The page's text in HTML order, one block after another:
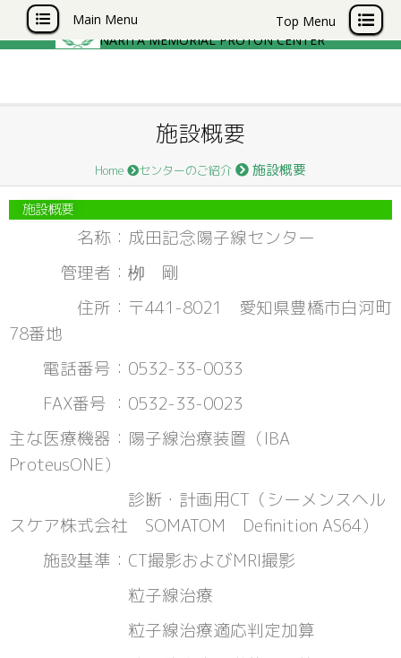
Main Menu Top Menu
成田記念陽子線センター
NARITA MEMORIAL PROTON CENTER
施設概要
Home センターのご紹介 施設概要
施設概要
名称：成田記念陽子線センター
管理者：栁 剛
住所：〒441-8021 愛知県豊橋市白河町
78番地
電話番号：0532-33-0033
FAX番号 ：0532-33-0023
主な医療機器：陽子線治療装置（IBA
ProteusONE）
診断・計画用CT（シーメンスヘル
スケア株式会社 SOMATOM Definition AS64）
施設基準：CT撮影およびMRI撮影
粒子線治療
粒子線治療適応判定加算